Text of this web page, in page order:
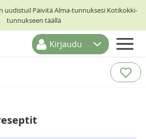
uudistui! Päivitä Alma-tunnuksesi Kotikokki-
tunnukseen täällä
Kirjaudu